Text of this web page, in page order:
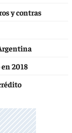
y contras
2018